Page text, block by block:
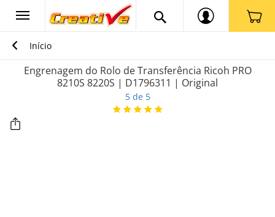
Início
Engrenagem do Rolo de Transferência Ricoh PRO
8210S 8220S | D1796311 | Original
5 de 5